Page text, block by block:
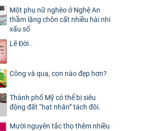
Một phụ nữ nghèo ở Nghệ An
thầm lặng chôn cất nhiều hài nhi
xấu số
Lẽ Đời .
Công và quạ, con nào đẹp hơn?
Thành phố Mỹ có thể bị siêu
động đất “hạt nhân” tách đôi.
Mười nguyên tắc thọ thêm nhiều